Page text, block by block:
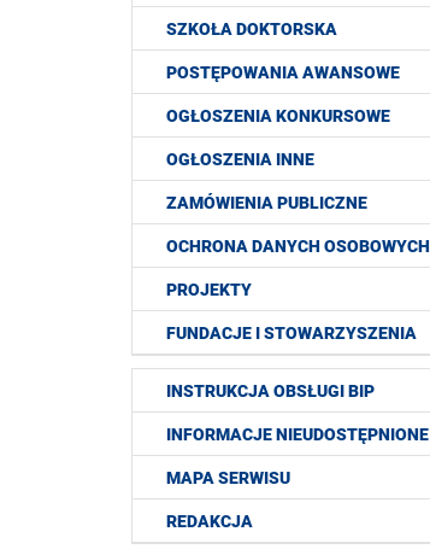
SZKOŁA DOKTORSKA
POSTĘPOWANIA AWANSOWE
OGŁOSZENIA KONKURSOWE
OGŁOSZENIA INNE
ZAMÓWIENIA PUBLICZNE
OCHRONA DANYCH OSOBOWYCH
PROJEKTY
FUNDACJE I STOWARZYSZENIA
INSTRUKCJA OBSŁUGI BIP
INFORMACJE NIEUDOSTĘPNIONE
MAPA SERWISU
REDAKCJA